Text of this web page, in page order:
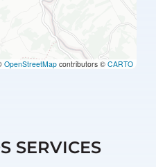
OpenStreetMap contributors © CARTO
SERVICES